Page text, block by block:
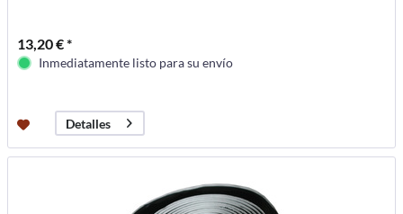
13,20 € *
Inmediatamente listo para su envío
Detalles